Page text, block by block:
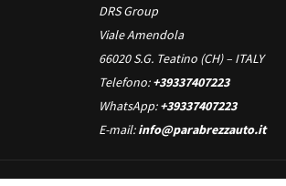
DRS Group
Viale Amendola
66020 S.G. Teatino (CH) – ITALY
Telefono:+39337407223
WhatsApp:+39337407223
E-mail:info@parabrezzauto.it